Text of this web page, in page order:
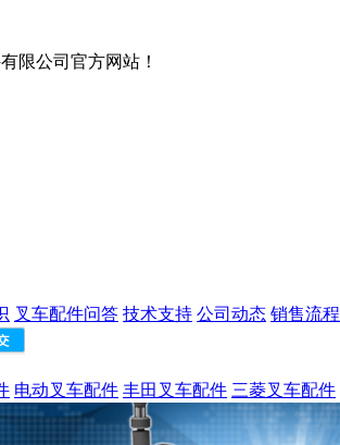
限公司官方网站！
叉车配件问答 技术支持 公司动态 销售流程
电动叉车配件 丰田叉车配件 三菱叉车配件